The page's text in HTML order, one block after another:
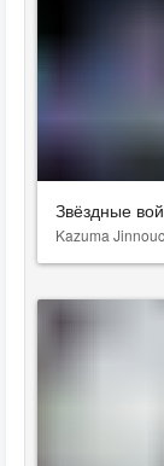
Звёздные
Kazuma